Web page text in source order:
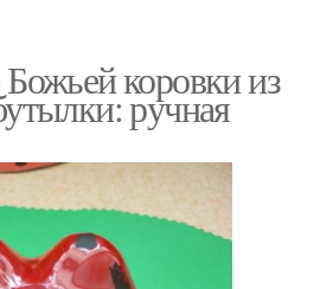
коровки из
ручная